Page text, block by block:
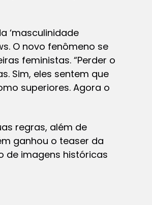
‘masculinidade
O novo fenômeno se
feministas. “Perder o
Sim, eles sentem que
superiores. Agora o
regras, além de
ganhou o teaser da
de imagens históricas